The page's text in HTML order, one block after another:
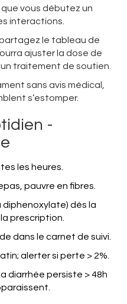
vous débutez un
interactions.
le tableau de
ajuster la dose de
traitement de soutien.
sans avis médical,
s’estomper.
-
les heures.
pauvre en fibres.
diphenoxylate) dès la
prescription.
dans le carnet de suivi.
alerter si perte > 2%.
diarrhée persiste > 48h